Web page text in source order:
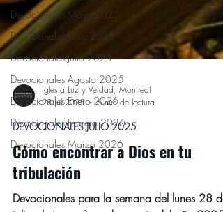
Devocionales Mayo 2025
Devocionales Junio 2025
Devocionales Julio 2025
Devocionales Agosto 2025
Devocionales Enero 2026
Devocionales Febrero 2026
Devocionales Marzo 2026
Iglesia Luz y Verdad, Montreal
28 jul 2025
6 min de lectura
DEVOCIONALES JULIO 2025
Cómo encontrar a Dios en tu
tribulación